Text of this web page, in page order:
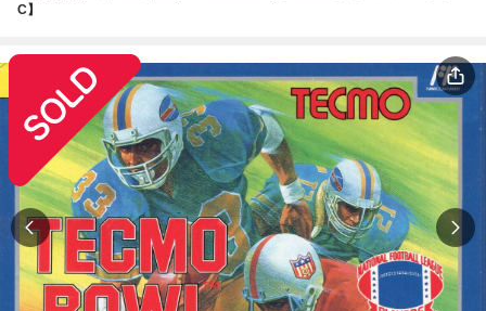
C】